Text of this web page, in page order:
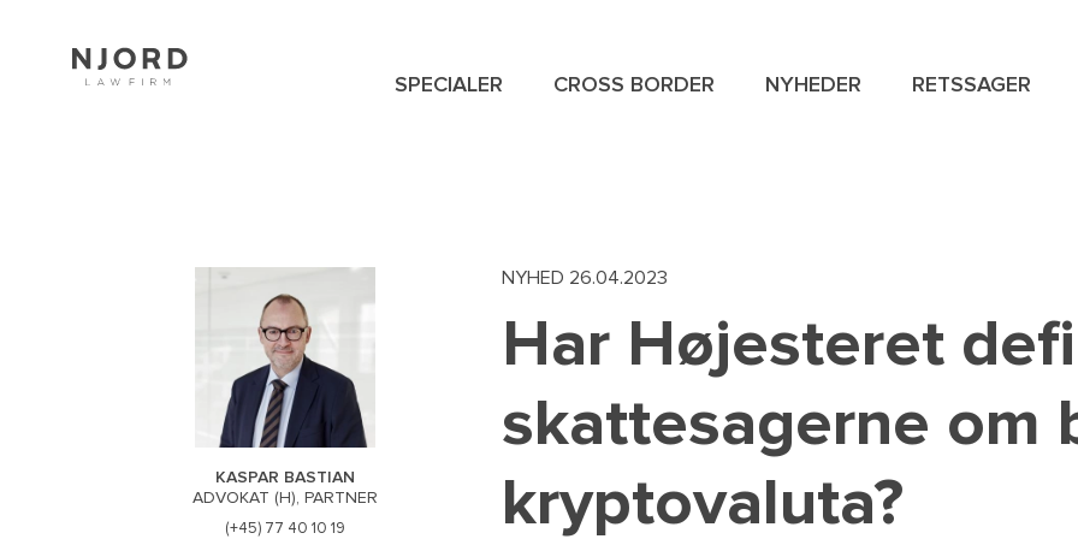
NAVIGATION
SPECIALER CROSS BORDER NYHEDER RETSSAGER
NYHED 26.04.2023
Har Højesteret
skattesagerne om
kryptovaluta?
KASPAR BASTIAN
ADVOKAT (H), PARTNER
(+45) 77 40 10 19